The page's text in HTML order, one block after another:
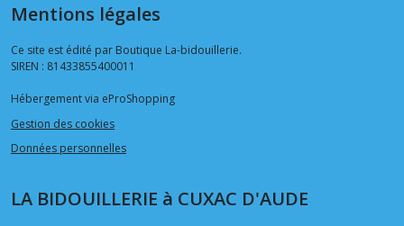
Mentions légales
Ce site est édité par Boutique La-bidouillerie.
SIREN : 81433855400011
Hébergement via eProShopping
Gestion des cookies
Données personnelles
LA BIDOUILLERIE à CUXAC D'AUDE